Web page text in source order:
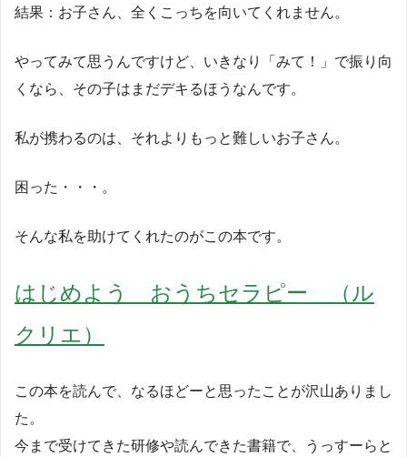
結果：お子さん、全くこっちを向いてくれません。
やってみて思うんですけど、いきなり「みて！」で振り向
くなら、その子はまだデキるほうなんです。
私が携わるのは、それよりもっと難しいお子さん。
困った・・・。
そんな私を助けてくれたのがこの本です。
はじめよう おうちセラピー （ル
クリエ）
この本を読んで、なるほどーと思ったことが沢山ありまし
た。
今まで受けてきた研修や読んできた書籍で、うっすーらと